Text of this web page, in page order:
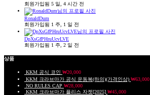
회원가입됨 5 일, 4 시간 전
RonaldDum
회원가입됨 1 주, 1 일 전
DpXsGfPHruUcvLVE
회원가입됨 1 주, 2 일 전
상품
KKM 공식 코인 ₩20,000
KKM 크라브마가 공식 운동복(하의)(가격인상) ₩63,000
NO RULES CAP ₩28,000
KKM 크라브마가 플리스 자켓[2025] ₩45,000